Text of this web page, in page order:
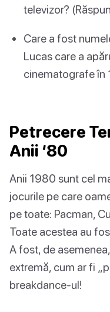
televizor?
Care a fost
Lucas care a
cinematografe în
Petrecere
Anii ‘80
Anii 1980 sunt cel
jocurile pe care
pe toate: Pacman,
Toate acestea au
A fost, de
extremă, cum ar fi
breakdance-ul!